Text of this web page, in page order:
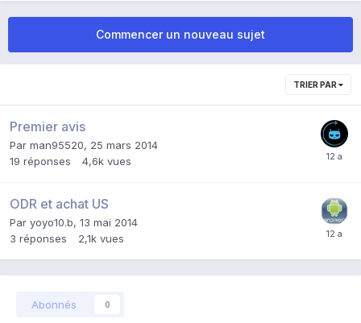
Commencer un nouveau sujet
TRIER PAR
Premier avis
Par man95520, 25 mars 2014
19 réponses 4,6k vues
ODR et achat US
Par yoyo10.b, 13 mai 2014
3 réponses 2,1k vues
Abonnés 0